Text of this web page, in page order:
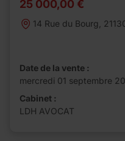
25 000,00 €
14 Rue du Bourg,
Date de la vente :
mercredi 01 septembre
Cabinet :
LDH AVOCAT